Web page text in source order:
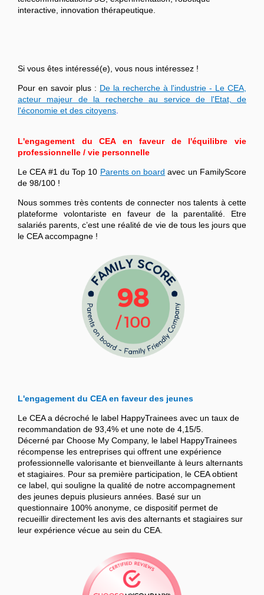
interactive, innovation thérapeutique.
Si vous êtes intéressé(e), vous nous intéressez !
Pour en savoir plus : De la recherche à l'industrie - Le CEA,
acteur majeur de la recherche au service de l'Etat, de
l'économie et des citoyens
L'engagement du CEA en faveur de l'équilibre vie
professionnelle / vie personnelle
Le CEA #1 du Top 10 Parents on board avec un FamilyScore
de 98/100 !
Nous sommes très contents de connecter nos talents à cette
plateforme volontariste en faveur de la parentalité. Etre
salariés parents, c’est une réalité de vie de tous les jours que
le CEA accompagne !
L'engagement du CEA en faveur des jeunes
Le CEA a décroché le label HappyTrainees avec un taux de
recommandation de 93,4% et une note de 4,15/5.
Décerné par Choose My Company, le label HappyTrainees
récompense les entreprises qui offrent une expérience
professionnelle valorisante et bienveillante à leurs alternants
et stagiaires. Pour sa première participation, le CEA obtient
ce label, qui souligne la qualité de notre accompagnement
des jeunes depuis plusieurs années. Basé sur un
questionnaire 100% anonyme, ce dispositif permet de
recueillir directement les avis des alternants et stagiaires sur
leur expérience vécue au sein du CEA.